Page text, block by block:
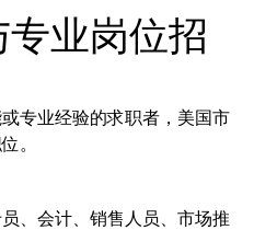
业岗位招
专业经验的求职者，美国市
。
、会计、销售人员、市场推